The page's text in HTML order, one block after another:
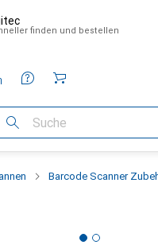
finden und bestellen
Kategorien
Suche
Barcode Scanner